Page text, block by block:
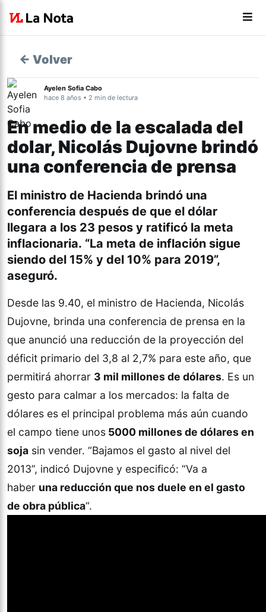
← Volver
Ayelen Sofia Cabo
hace 8 años • 2 min de lectura
En medio de la escalada del
dolar, Nicolás Dujovne brindó
una conferencia de prensa
El ministro de Hacienda brindó una
conferencia después de que el dólar
llegara a los 23 pesos y ratificó la meta
inflacionaria. “La meta de inflación sigue
siendo del 15% y del 10% para 2019”,
aseguró.
Desde las 9.40, el ministro de Hacienda, Nicolás
Dujovne, brinda una conferencia de prensa en la
que anunció una reducción de la proyección del
déficit primario del 3,8 al 2,7% para este año, que
permitirá ahorrar 3 mil millones de dólares. Es un
gesto para calmar a los mercados: la falta de
dólares es el principal problema más aún cuando
el campo tiene unos 5000 millones de dólares en
soja sin vender. “Bajamos el gasto al nivel del
2013”, indicó Dujovne y especificó: “Va a
haber una reducción que nos duele en el gasto
de obra pública“.